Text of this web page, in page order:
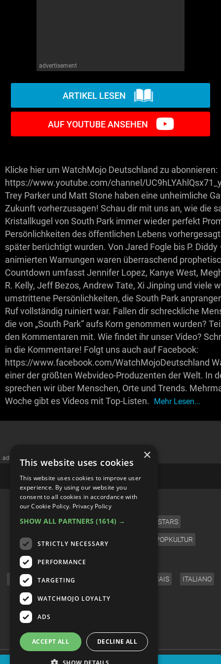
advertisement
ARTIKEL LESEN
AUF YOUTUBE ANSEHEN
Klicke hier um WatchMojo Deutschland zu abonnieren:
https://www.youtube.com/channel/
Trey Parker und Matt Stone haben eine unheimliche
Zukunft vorherzusagen! Schau dir mit uns an, wie die
Kristallkugel von South Park immer wieder perfekt
Persönlichkeiten des öffentlichen Lebens
später berüchtigt wurden. Von Jared Fogle bis P. Diddy
animierten Warnungen waren überraschend
Countdown umfasst Jennifer Lopez, Kanye West,
R. Kelly, Jeff Bezos, Andrew Tate, Xi Jinping und viele
umstrittene Persönlichkeiten, die South Park
Ruf vollständig ruiniert war. Fallen dir schreckliche
die von „South Park“ aufs Korn genommen wurden?
den Kommentaren mit. Wie findet ihr unser Video?
in die Kommentare! Folgt uns auch auf Facebook:
https://www.facebook.com/WatchMojoDeutschland
einer der größten Webvideo-Produzenten der Welt. In
sprechen wir über Menschen, Orte und Trends.
Woche gibt es Videos mit Top-Listen. Mehr Lesen...
advertisememt
KATEGORIEN
FILM FERNSEHEN STARS
VIDEOSPIELE POPKULTUR
ENGLISH ESPAÑOL FRANÇAIS ITALIANO
FOLGT UNS
© WatchMojo 2026 | Terms of Service
×
This website uses cookies
This website uses cookies to improve user
experience. By using our website you
consent to all cookies in accordance with
our Cookie Policy. Privacy Policy
SHOW ALL PARTNERS (1614) →
STRICTLY NECESSARY
PERFORMANCE
TARGETING
WATCHMOJO LOYALTY
ADS
ACCEPT ALL DECLINE ALL